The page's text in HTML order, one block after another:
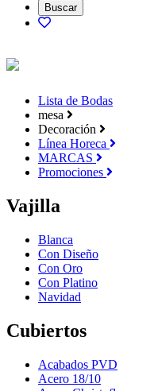
Lista de Bodas
mesa
Decoración
Línea Horeca
MARCAS
Promociones
Vajilla
Blanca
Con Diseño
Con Oro
Con Platino
Navidad
Cubiertos
Acabados PVD
Acero 18/10